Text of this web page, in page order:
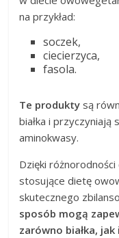
na przykład:
soczek,
ciecierzyca,
fasola.
Te produkty są
białka i przyczyniają
aminokwasy.
Dzięki
stosujące dietę
skutecznego
sposób mogą
zarówno białka,